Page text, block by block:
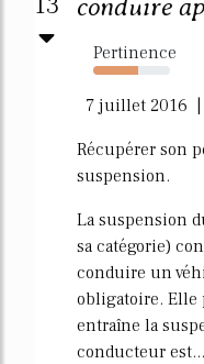
conduire
Pertinence
59%
7 juillet 2016
Récupérer son
suspension.
La suspension
sa catégorie)
conduire un
obligatoire. Elle
entraîne la
conducteur est...